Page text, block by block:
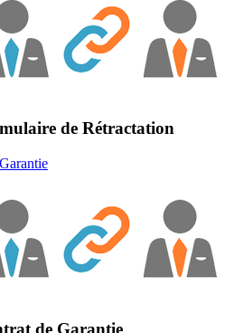
de Rétractation
de Garantie